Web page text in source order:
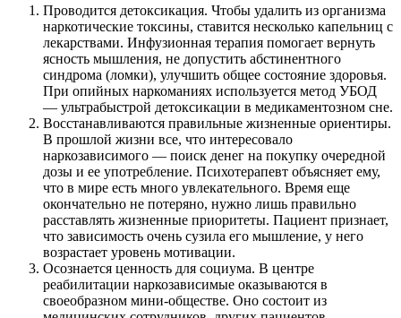
Проводится детоксикация. Чтобы удалить из организма
наркотические токсины, ставится несколько капельниц с
лекарствами. Инфузионная терапия помогает вернуть
ясность мышления, не допустить абстинентного
синдрома (ломки), улучшить общее состояние здоровья.
При опийных наркоманиях используется метод УБОД
— ультрабыстрой детоксикации в медикаментозном сне.
Восстанавливаются правильные жизненные ориентиры.
В прошлой жизни все, что интересовало
наркозависимого — поиск денег на покупку очередной
дозы и ее употребление. Психотерапевт объясняет ему,
что в мире есть много увлекательного. Время еще
окончательно не потеряно, нужно лишь правильно
расставлять жизненные приоритеты. Пациент признает,
что зависимость очень сузила его мышление, у него
возрастает уровень мотивации.
Осознается ценность для социума. В центре
реабилитации наркозависимые оказываются в
своеобразном мини-обществе. Оно состоит из